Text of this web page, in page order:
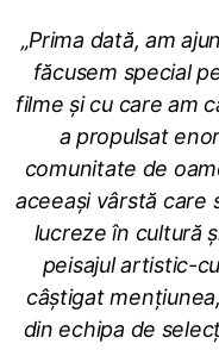
„Prima dată, am
făcusem special
filme și cu care am
a propulsat
comunitate de
aceeași vârstă care
lucreze în cultură
peisajul artistic-
câștigat
din echipa de